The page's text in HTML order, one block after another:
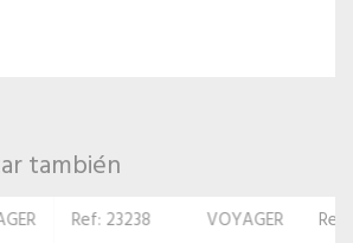
también
Ref: 23047 VOYAGER